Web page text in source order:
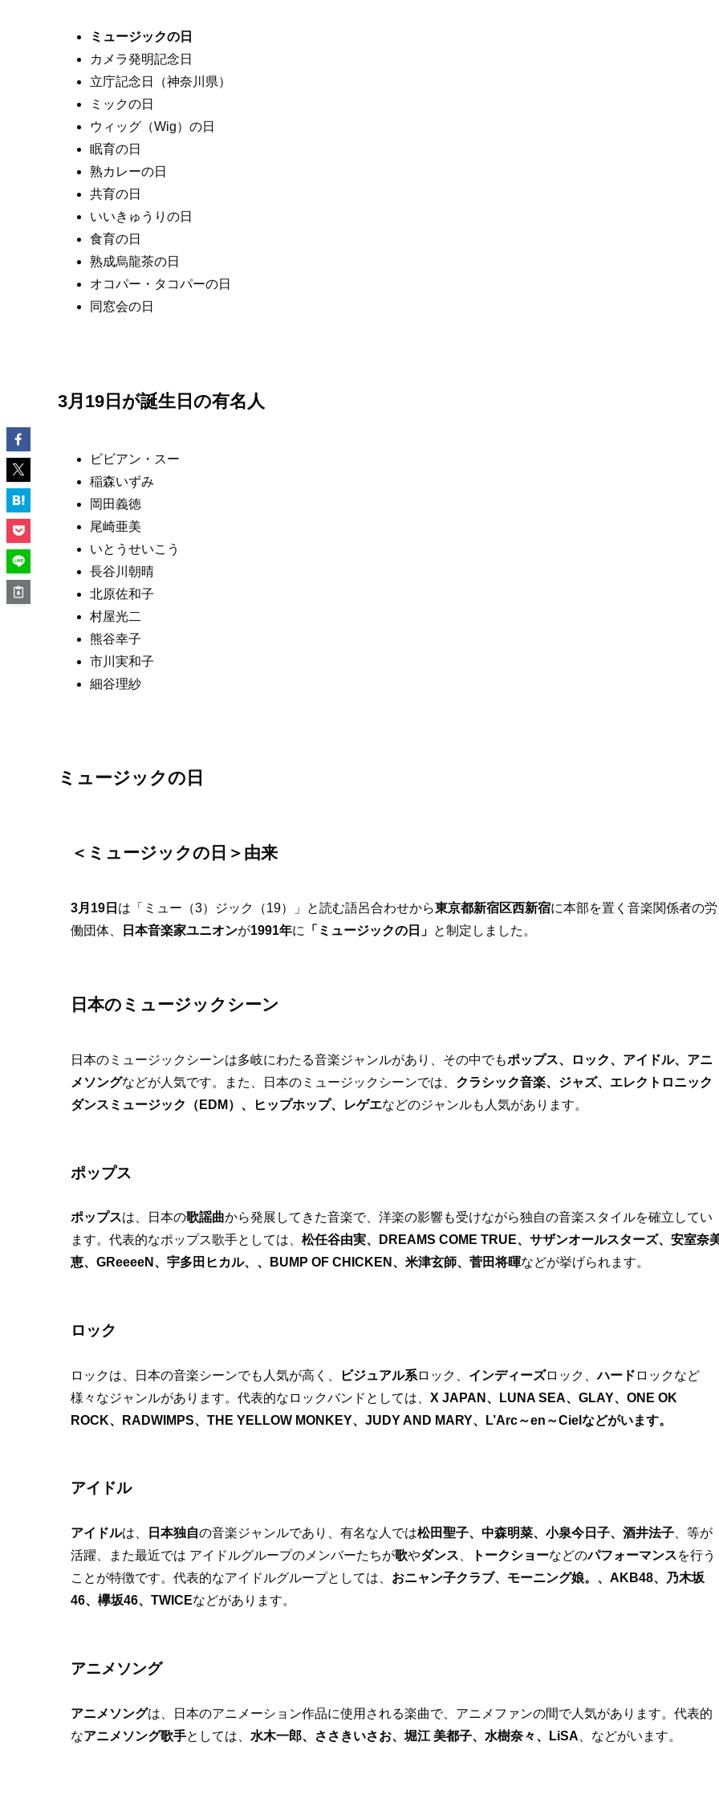
ミュージックの日
カメラ発明記念日
立庁記念日（神奈川県）
ミックの日
ウィッグ（Wig）の日
眠育の日
熟カレーの日
共育の日
いいきゅうりの日
食育の日
熟成烏龍茶の日
オコパー・タコパーの日
同窓会の日
3月19日が誕生日の有名人
ビビアン・スー
稲森いずみ
岡田義徳
尾崎亜美
いとうせいこう
長谷川朝晴
北原佐和子
村屋光二
熊谷幸子
市川実和子
細谷理紗
ミュージックの日
＜ ミュージックの日 ＞由来
3月19日 は「ミュー（3）ジック（19）」と読む語呂合わせから東京都新宿区西新宿に本部を置く音楽関係者の労
働団体、
日本音楽家ユニオンが1991年に 「ミュージックの日」 と制定しました。
日本のミュージックシーン
日本のミュージックシーンは多岐にわたる音楽ジャンルがあり、その中でもポップス、ロック、アイドル、アニ
メソングなどが人気です。また、日本のミュージックシーンでは、 クラシック音楽、ジャズ、エレクトロニック
ダンスミュージック（EDM）、ヒップホップ、レゲエなどのジャンルも人気があります。
ポップス
ポップスは、日本の歌謡曲から発展してきた音楽で、洋楽の影響も受けながら独自の音楽スタイルを確立してい
ます。代表的なポップス歌手としては、 松任谷由実、DREAMS COME TRUE、サザンオールスターズ、安室奈
恵、GReeeeN、宇多田ヒカル、、BUMP OF CHICKEN、米津玄師、菅田将暉などが挙げられます。
ロック
ロックは、日本の音楽シーンでも人気が高く、 ビジュアル系ロック、 インディーズロック、ハード ロックなど
様々なジャンルがあります。代表的なロックバンドとしては、 X JAPAN、LUNA SEA、GLAY、ONE OK
ROCK、RADWIMPS、THE YELLOW MONKEY、JUDY AND MARY、L’Arc～en～Cielなどがいます。
アイドル
アイドルは、 日本独自の音楽ジャンルであり、有名な人では松田聖子、中森明菜、小泉今日子、酒井法子 、等が
活躍、また最近では アイドルグループのメンバーたちが歌やダンス トークショーなどのパフォーマンスを行う
ことが特徴です。代表的なアイドルグループとしては、 おニャン子クラブ、モーニング娘。、AKB48、乃木坂
46、欅坂46、TWICEなどがあります。
アニメソング
アニメソングは、日本のアニメーション作品に使用される楽曲で、アニメファンの間で人気があります。代表的
なアニメソング歌手としては、 水木一郎、ささきいさお、堀江 美都子、水樹奈々、LiSA 、などがいます。